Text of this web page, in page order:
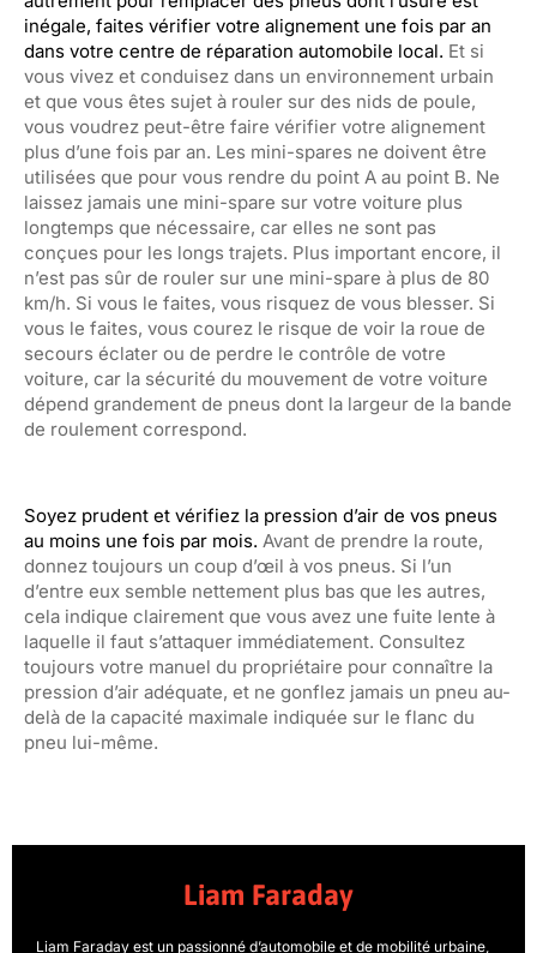
inégale, faites vérifier votre alignement une fois par an
dans votre centre de réparation automobile local. Et si
vous vivez et conduisez dans un environnement urbain
et que vous êtes sujet à rouler sur des nids de poule,
vous voudrez peut-être faire vérifier votre alignement
plus d’une fois par an. Les mini-spares ne doivent être
utilisées que pour vous rendre du point A au point B. Ne
laissez jamais une mini-spare sur votre voiture plus
longtemps que nécessaire, car elles ne sont pas
conçues pour les longs trajets. Plus important encore, il
n’est pas sûr de rouler sur une mini-spare à plus de 80
km/h. Si vous le faites, vous risquez de vous blesser. Si
vous le faites, vous courez le risque de voir la roue de
secours éclater ou de perdre le contrôle de votre
voiture, car la sécurité du mouvement de votre voiture
dépend grandement de pneus dont la largeur de la bande
de roulement correspond.
Soyez prudent et vérifiez la pression d’air de vos pneus
au moins une fois par mois. Avant de prendre la route,
donnez toujours un coup d’œil à vos pneus. Si l’un
d’entre eux semble nettement plus bas que les autres,
cela indique clairement que vous avez une fuite lente à
laquelle il faut s’attaquer immédiatement. Consultez
toujours votre manuel du propriétaire pour connaître la
pression d’air adéquate, et ne gonflez jamais un pneu au-
delà de la capacité maximale indiquée sur le flanc du
pneu lui-même.
Liam Faraday
Liam Faraday est un passionné d’automobile et de mobilité urbaine,